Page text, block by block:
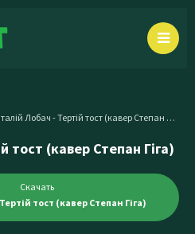
Лобач - Тертій тост (кавер Степан Гіга)
тост (кавер Степан Гіга)
Скачать
тост (кавер Степан Гіга)